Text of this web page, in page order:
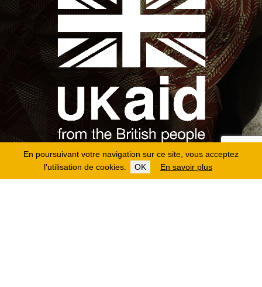
En poursuivant votre navigation sur ce site, vous acceptez
l'utilisation de cookies.
OK En savoir plus